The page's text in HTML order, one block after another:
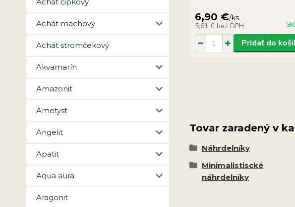
Achát machový
Achát stromčekový
Akvamarín
Amazonit
Ametyst
Angelit
Apatit
Aqua aura
Aragonit
6,90 €/ks
5,61 € bez DPH
Pridať do
Tovar zaradený v
Náhrdelníky
Minimalistiscké
náhrdelníky